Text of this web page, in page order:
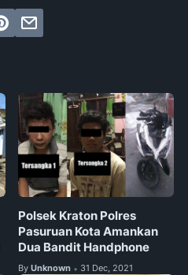
Polsek Kraton Polres
Pasuruan Kota Amankan
Dua Bandit Handphone
By Unknown • 31 Dec, 2021